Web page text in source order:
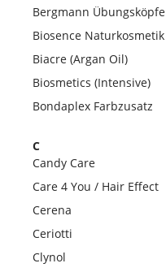
Bergmann Übungsköpfe
Biosence Naturkosmetik
Biacre (Argan Oil)
Biosmetics (Intensive)
Bondaplex Farbzusatz
C
Candy Care
Care 4 You / Hair Effect
Cerena
Ceriotti
Clynol